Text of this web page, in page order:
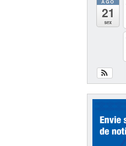
AGO
21
sex